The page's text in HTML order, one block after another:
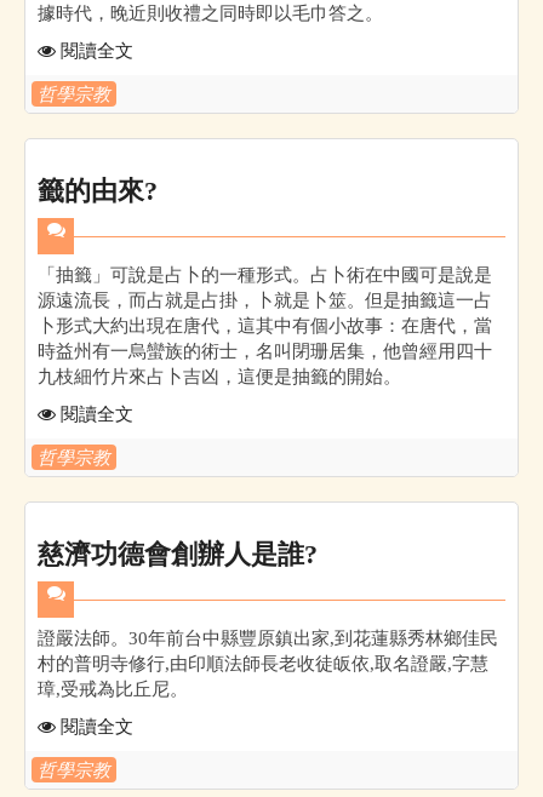
據時代，晚近則收禮之同時即以毛巾答之。
閱讀全文
哲學宗教
籤的由來?
「抽籤」可說是占卜的一種形式。占卜術在中國可是說是
源遠流長，而占就是占掛，卜就是卜筮。但是抽籤這一占
卜形式大約出現在唐代，這其中有個小故事：在唐代，當
時益州有一烏蠻族的術士，名叫閉珊居集，他曾經用四十
九枝細竹片來占卜吉凶，這便是抽籤的開始。
閱讀全文
哲學宗教
慈濟功德會創辦人是誰?
證嚴法師。30年前台中縣豐原鎮出家,到花蓮縣秀林鄉佳民
村的普明寺修行,由印順法師長老收徒皈依,取名證嚴,字慧
璋,受戒為比丘尼。
閱讀全文
哲學宗教